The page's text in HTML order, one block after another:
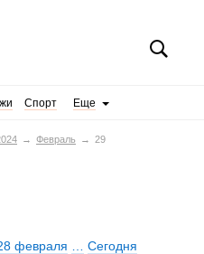
Спорт Еще
Февраль 29
февраля Сегодня